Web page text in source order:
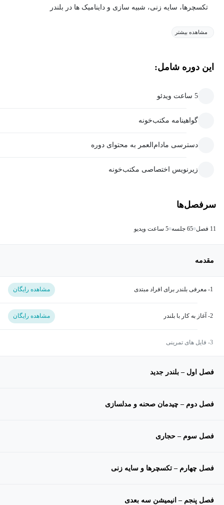
تکسچرها، سایه زنی، شبیه سازی و داینامیک ها در بلندر
مشاهده بیشتر
این دوره شامل:
5 ساعت ویدئو
گواهینامه مکتب‌خونه
دسترسی مادام‌العمر به محتوای دوره
زیرنویس اختصاصی مکتب‌خونه
سرفصل‌ها
11 فصل 65 جلسه 5 ساعت ویدیو
مقدمه
مشاهده رایگان
مشاهده رایگان
فصل اول – بلندر جدید
فصل دوم – چیدمان صحنه و مدلسازی
فصل سوم – حجاری
فصل چهارم – تکسچرها و سایه زنی
فصل پنجم – انیمیشن سه بعدی